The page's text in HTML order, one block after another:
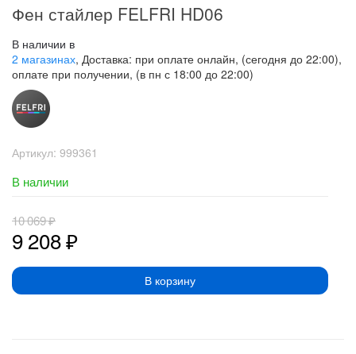
Фен стайлер FELFRI HD06
В наличии в
2 магазинах, Доставка: при оплате онлайн, (сегодня до 22:00),
оплате при получении, (в пн с 18:00 до 22:00)
Артикул: 999361
В наличии
9 208₽
10 069₽
В корзину